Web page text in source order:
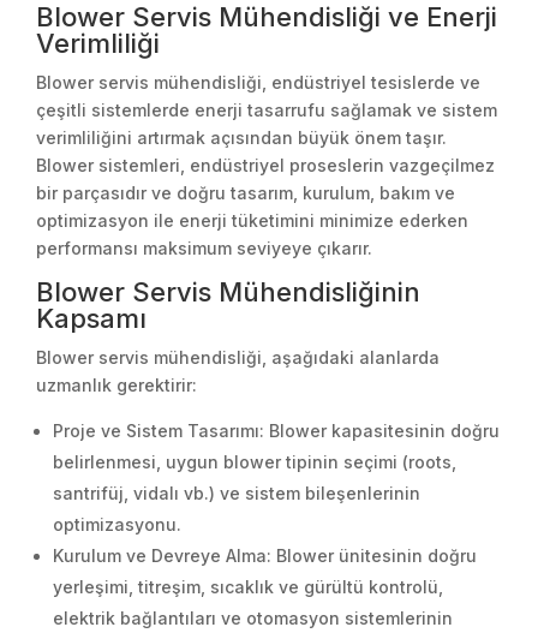
Blower Servis Mühendisliği ve Enerji
Verimliliği
Blower servis mühendisliği, endüstriyel tesislerde ve
çeşitli sistemlerde enerji tasarrufu sağlamak ve sistem
verimliliğini artırmak açısından büyük önem taşır.
Blower sistemleri, endüstriyel proseslerin vazgeçilmez
bir parçasıdır ve doğru tasarım, kurulum, bakım ve
optimizasyon ile enerji tüketimini minimize ederken
performansı maksimum seviyeye çıkarır.
Blower Servis Mühendisliğinin
Kapsamı
Blower servis mühendisliği, aşağıdaki alanlarda
uzmanlık gerektirir:
Proje ve Sistem Tasarımı: Blower kapasitesinin doğru
belirlenmesi, uygun blower tipinin seçimi (roots,
santrifüj, vidalı vb.) ve sistem bileşenlerinin
optimizasyonu.
Kurulum ve Devreye Alma: Blower ünitesinin doğru
yerleşimi, titreşim, sıcaklık ve gürültü kontrolü,
elektrik bağlantıları ve otomasyon sistemlerinin